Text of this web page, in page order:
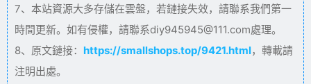
7、本站資源大多存儲在雲盤，若鏈接失效，請聯系我們第一
時間更新。如有侵權，請聯系diy945945@111.com處理。
8、原文鏈接： https://smallshops.top/9421.html，轉載請
注明出處。